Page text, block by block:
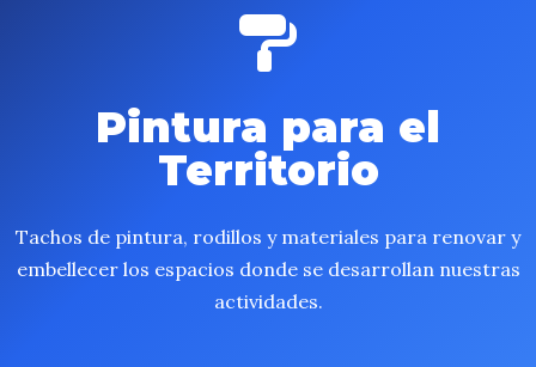
Pintura para el
Territorio
Tachos de pintura, rodillos y materiales para renovar y
embellecer los espacios donde se desarrollan nuestras
actividades.